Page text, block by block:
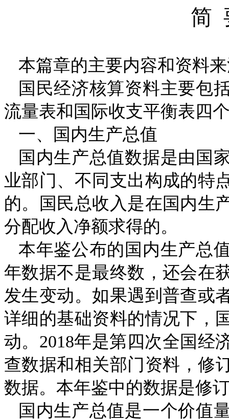
简
本篇章的主要内容和资料
国民经济核算资料主要包
流量表和国际收支平衡表四
一、国内生产总值
国内生产总值数据是由国
业部门、不同支出构成的特
的。国民总收入是在国内生
分配收入净额求得的。
本年鉴公布的国内生产总
年数据不是最终数，还会在
发生变动。如果遇到普查或
详细的基础资料的情况下，
动。 2018年是第四次全国经
查数据和相关部门资料，修
数据。本年鉴中的数据是修
国内生产总值是一个价值